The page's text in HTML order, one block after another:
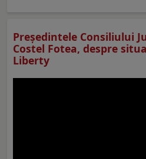
Preşedintele Consiliului
Costel Fotea, despre
Liberty